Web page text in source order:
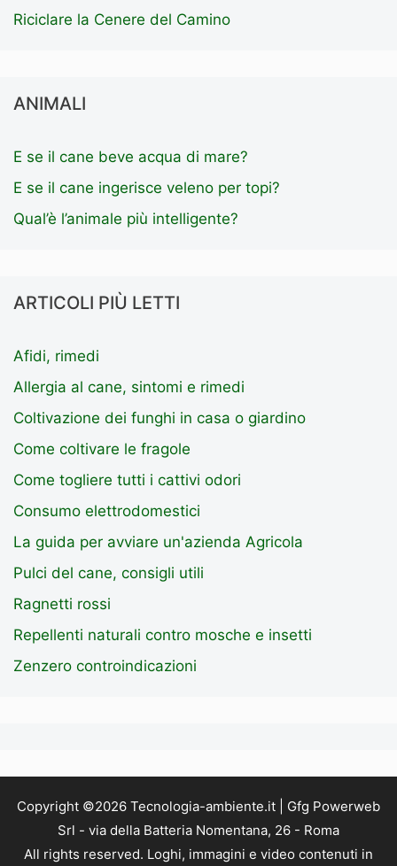
Riciclare la Cenere del Camino
ANIMALI
E se il cane beve acqua di mare?
E se il cane ingerisce veleno per topi?
Qual’è l’animale più intelligente?
ARTICOLI PIÙ LETTI
Afidi, rimedi
Allergia al cane, sintomi e rimedi
Coltivazione dei funghi in casa o giardino
Come coltivare le fragole
Come togliere tutti i cattivi odori
Consumo elettrodomestici
La guida per avviare un'azienda Agricola
Pulci del cane, consigli utili
Ragnetti rossi
Repellenti naturali contro mosche e insetti
Zenzero controindicazioni
Copyright ©2026 Tecnologia-ambiente.it | Gfg Powerweb
Srl - via della Batteria Nomentana, 26 - Roma
All rights reserved. Loghi, immagini e video contenuti in